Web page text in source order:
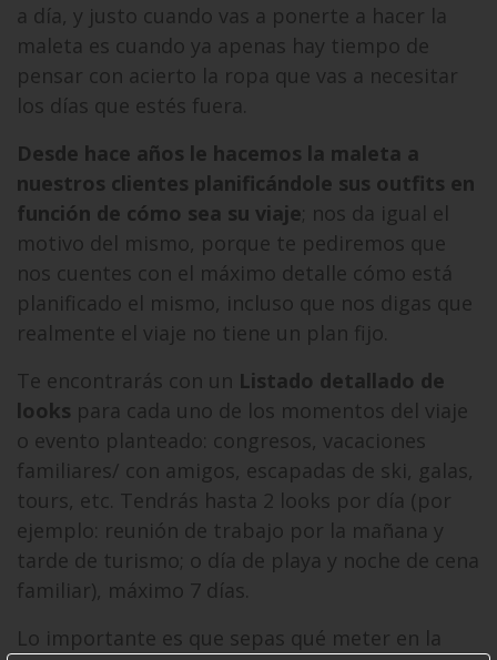
a día, y justo cuando vas a ponerte a hacer la
maleta es cuando ya apenas hay tiempo de
pensar con acierto la ropa que vas a necesitar
los días que estés fuera.
Desde hace años le hacemos la maleta a
nuestros clientes planificándole sus outfits en
función de cómo sea su viaje; nos da igual el
motivo del mismo, porque te pediremos que
nos cuentes con el máximo detalle cómo está
planificado el mismo, incluso que nos digas que
realmente el viaje no tiene un plan fijo.
Te encontrarás con un Listado detallado de
looks para cada uno de los momentos del viaje
o evento planteado: congresos, vacaciones
familiares/ con amigos, escapadas de ski, galas,
tours, etc. Tendrás hasta 2 looks por día (por
ejemplo: reunión de trabajo por la mañana y
tarde de turismo; o día de playa y noche de cena
familiar), máximo 7 días.
Lo importante es que sepas qué meter en la